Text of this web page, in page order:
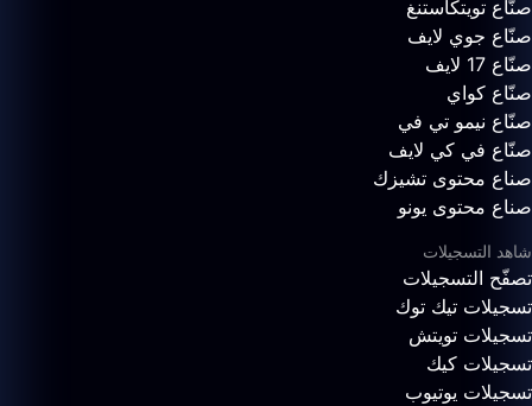
صنّاع تويتكاستنغ
صنّاع جوي لايف
صنّاع 17 لايف
صنّاع كواي
صنّاع نيمو تي في
صنّاع في كي لايف
صناع محتوى تشيزك
صناع محتوى يونو
شاهد التسجيلات
تصفّح التسجيلات
تسجيلات تيك توك
تسجيلات تويتش
تسجيلات كيك
تسجيلات يوتيوب